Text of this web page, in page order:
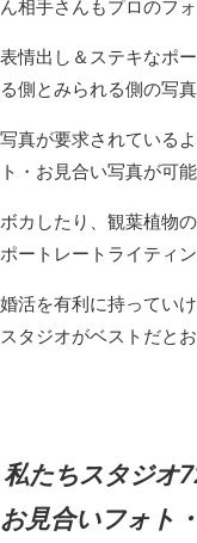
ん相手さんもプロのフ
表情出し＆ステキなポ
る側とみられる側の写
写真が要求されている
ト・お見合い写真が可
ボカしたり、観葉植物
ポートレートライティ
婚活を有利に持ってい
スタジオがベストだとお
私たちスタジオ
お見合いフォト